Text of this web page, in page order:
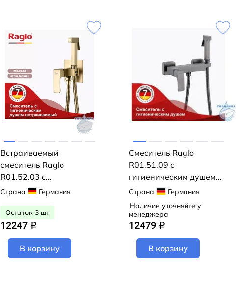
Встраиваемый
смеситель Raglo
R01.52.03 с
гигиеническим душем
Страна Германия
Остаток 3 шт
12247 q
В корзину
Смеситель Raglo
R01.51.09 с
гигиеническим душем
(графит)
Страна
Германия
Наличие уточняйте у
менеджера
12479 q
В корзину